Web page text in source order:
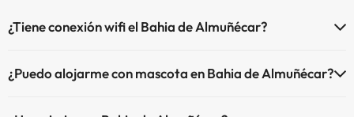
¿Tiene conexión wifi el Bahia de Almuñécar?
¿Puedo alojarme con mascota en Bahia de Almuñécar?